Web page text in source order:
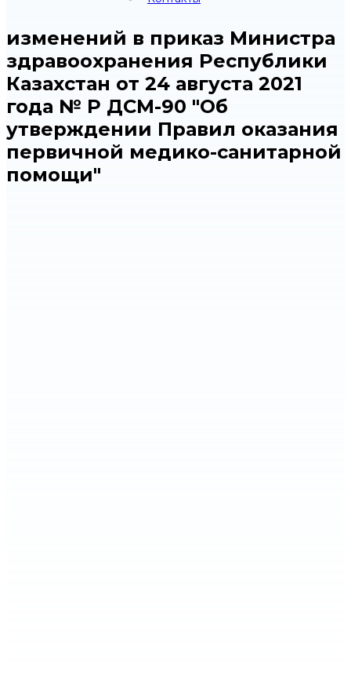
изменений в приказ Министра
здравоохранения Республики
Казахстан от 24 августа 2021
года № ҚР ДСМ-90 "Об
утверждении Правил оказания
первичной медико-санитарной
помощи"